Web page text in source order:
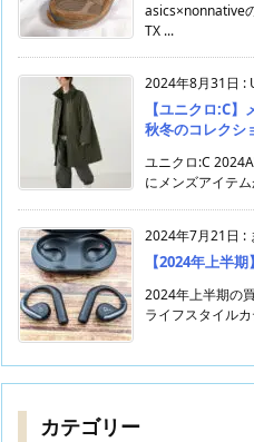
asics×nonnative
TX ...
2024年8月31日 :
【ユニクロ:C
秋冬のコレクシ
ユニクロ:C
にメンズアイテ
2024年7月21日 :
【2024年上半
2024年上半期の
ライフスタイル
カテゴリー